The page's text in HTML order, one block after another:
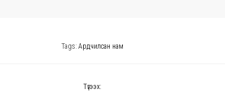
Tags: Ардчилсан нам
Түгээх: